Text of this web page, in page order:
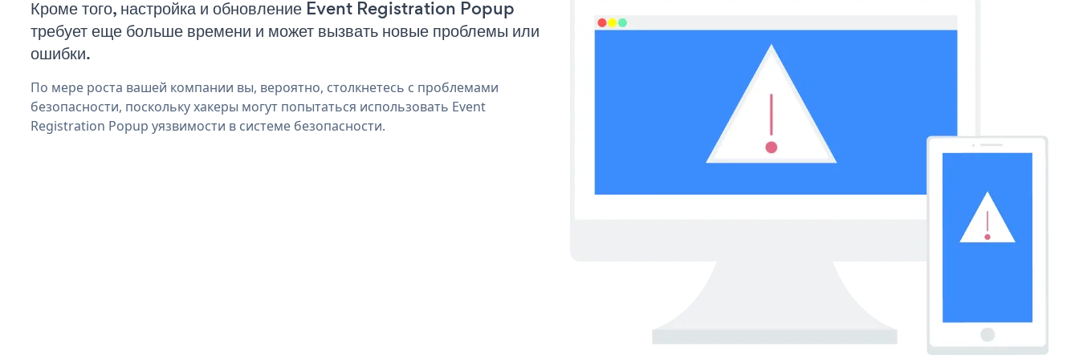
Кроме того, настройка и обновление Event Registration Popup
требует еще больше времени и может вызвать новые проблемы или
ошибки.
По мере роста вашей компании вы, вероятно, столкнетесь с проблемами
безопасности, поскольку хакеры могут попытаться использовать Event
Registration Popup уязвимости в системе безопасности.